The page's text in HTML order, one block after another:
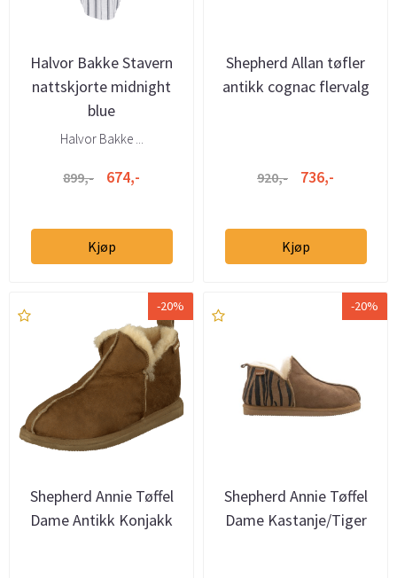
Halvor Bakke Stavern
nattskjorte midnight
blue
Halvor Bakke ...
899,- 674,-
Kjøp
Shepherd Allan tøfler
antikk cognac flervalg
920,- 736,-
Kjøp
-20%
Shepherd Annie Tøffel
Dame Antikk Konjakk
-20%
Shepherd Annie Tøffel
Dame Kastanje/Tiger